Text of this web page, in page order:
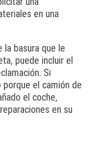
en una
la basura que le
puede incluir el
Si
el camión de
el coche,
en su